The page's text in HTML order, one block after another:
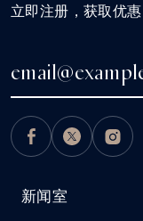
新闻室
立即注册，获取优